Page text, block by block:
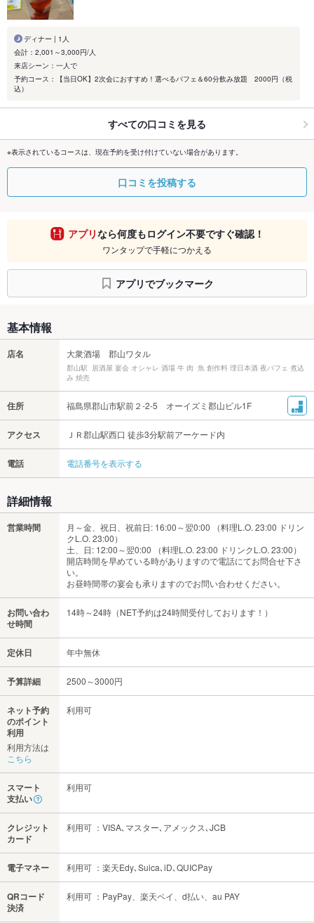
ディナー | 1人
会計：2,001～3,000円/人
来店シーン：一人で
予約コース：【当日OK】2次会におすすめ！選べるパフェ＆60分飲み放題 2000円（税
込）
すべての口コミを見る
※表示されているコースは、現在予約を受け付けていない場合があります。
口コミを投稿する
アプリなら何度もログイン不要ですぐ確認！
ワンタップで手軽につかえる
アプリでブックマーク
基本情報
店名 大衆酒場 郡山ワタル
郡山駅 居酒屋 宴会 オシャレ 酒場 牛 肉 魚 創作料 理日本酒 夜パフェ 煮込
み 焼売
住所 福島県郡山市駅前２-2-5 オーイズミ郡山ビル1F
アクセス ＪＲ郡山駅西口 徒歩3分駅前アーケード内
電話 電話番号を表示する
詳細情報
営業時間
月～金、祝日、祝前日: 16:00～翌0:00 （料理L.O. 23:00 ドリン
クL.O. 23:00）
土、日: 12:00～翌0:00 （料理L.O. 23:00 ドリンクL.O. 23:00）
開店時間を早めている時がありますので電話にてお問合せ下さ
い。
お昼時間帯の宴会も承りますのでお問い合わせください。
お問い合わ
せ時間
14時～24時（NET予約は24時間受付しております！）
定休日 年中無休
予算詳細 2500～3000円
ネット予約
のポイント
利用
利用方法は
こちら
利用可
スマート
支払い
利用可
クレジット
カード
利用可 ：VISA､マスター､アメックス､JCB
電子マネー 利用可 ：楽天Edy､Suica､iD､QUICPay
QRコード
決済
利用可 ：PayPay、楽天ペイ、d払い、au PAY